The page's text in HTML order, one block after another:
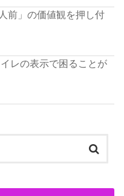
前」の価値観を押し付
レの表示で困ることが